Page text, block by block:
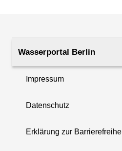
Wasserportal Berlin
Impressum
Datenschutz
Erklärung zur